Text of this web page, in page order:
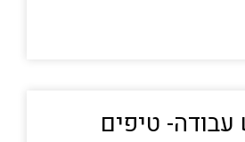
עבודה- טיפים